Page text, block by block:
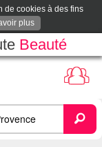
de cookies à des fins
plus
Beauté